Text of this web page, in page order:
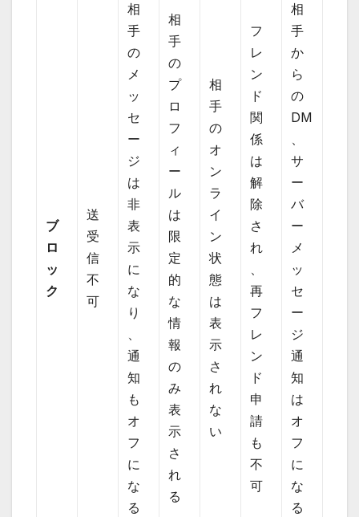
ブ
ロ
ッ
ク
送
受
信
不
可
相
手
の
メ
ッ
セ
ー
ジ
は
非
表
示
に
な
り
、
通
知
も
オ
フ
に
な
る
相
手
の
プ
ロ
フ
ィ
ー
ル
は
限
定
的
な
情
報
の
み
表
示
さ
れ
る
相
手
の
オ
ン
ラ
イ
ン
状
態
は
表
示
さ
れ
な
い
フ
レ
ン
ド
関
係
は
解
除
さ
れ
、
再
フ
レ
ン
ド
申
請
も
不
可
相
手
か
ら
の
DM
、
サ
ー
バ
ー
メ
ッ
セ
ー
ジ
通
知
は
オ
フ
に
な
る